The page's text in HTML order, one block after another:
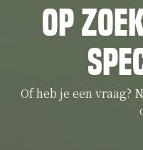
Op
Of heb je een vraag?